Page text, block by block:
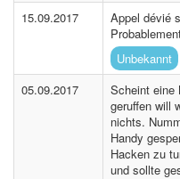
15.09.2017
Appel dévié
Unbekannt
05.09.2017
Scheint eine
geruffen will
nichts.
Handy
Hacken zu
und sollte